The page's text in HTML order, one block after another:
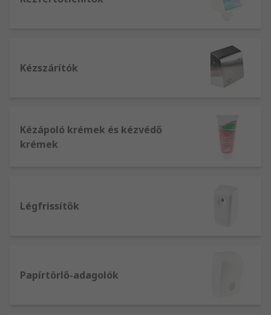
Kézszárítók
Kézápoló krémek és kézvédő
krémek
Légfrissítők
Papírtörlő-adagolók